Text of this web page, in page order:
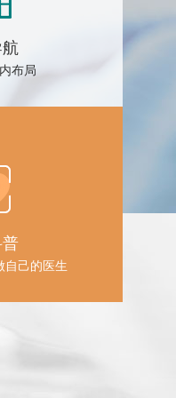
布局
自己的医生